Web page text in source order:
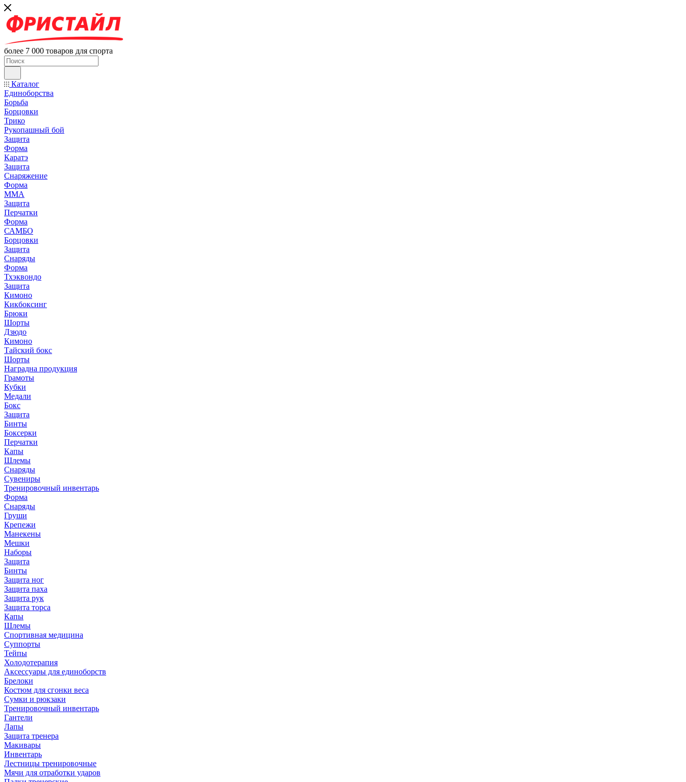
более 7 000 товаров для спорта
Каталог
Единоборства
Борьба
Борцовки
Трико
Рукопашный бой
Защита
Форма
Каратэ
Защита
Снаряжение
Форма
ММА
Защита
Перчатки
Форма
САМБО
Борцовки
Защита
Снаряды
Форма
Тхэквондо
Защита
Кимоно
Кикбоксинг
Брюки
Шорты
Дзюдо
Кимоно
Тайский бокс
Шорты
Наградна продукция
Грамоты
Кубки
Медали
Бокс
Защита
Бинты
Боксерки
Перчатки
Капы
Шлемы
Снаряды
Сувениры
Тренировочный инвентарь
Форма
Снаряды
Груши
Крепежи
Манекены
Мешки
Наборы
Защита
Бинты
Защита ног
Защита паха
Защита рук
Защита торса
Капы
Шлемы
Спортивная медицина
Суппорты
Тейпы
Холодотерапия
Аксессуары для единоборств
Брелоки
Костюм для сгонки веса
Сумки и рюкзаки
Тренировочный инвентарь
Гантели
Лапы
Защита тренера
Макивары
Инвентарь
Лестницы тренировочные
Мячи для отработки ударов